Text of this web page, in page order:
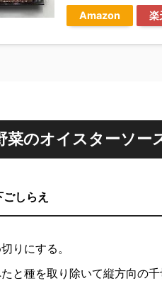
Amazon 楽
菜のオイスターソー
しらえ
りにする。
と種を取り除いて縦方向の千